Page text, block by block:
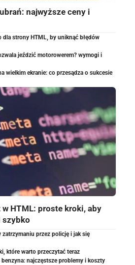
najwyższe ceny i
dla strony HTML, by uniknąć błędów
jeździć motorowerem? wymogi i
wielkim ekranie: co przesądza o sukcesie
HTML: proste kroki, aby
szybko
zatrzymaniu przez policję i jak się
które warto przeczytać teraz
najczęstsze problemy i koszty